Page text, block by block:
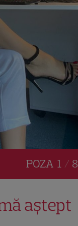
POZA 1 / 8
aștept